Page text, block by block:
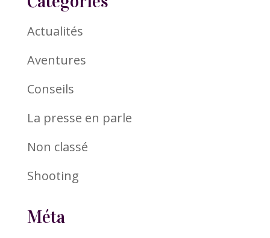
Actualités
Aventures
Conseils
La presse en parle
Non classé
Shooting
Méta